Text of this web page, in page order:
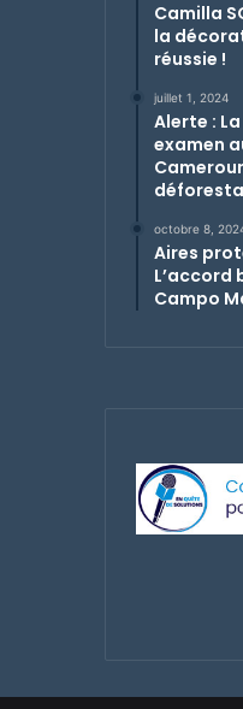
Camilla
la
réussie !
juillet 1, 2024
Alerte :
examen
octobre 8,
Aires
L’accord
Campo